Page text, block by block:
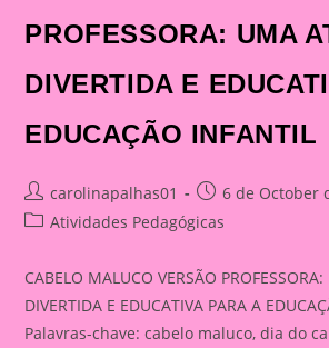
PROFESSORA: UMA
DIVERTIDA E
EDUCAÇÃO INFANTIL
Post
author:
carolinapalhas01
Post
published:
6 de October
PostAtividades Pedagógicas
CABELO MALUCO VERSÃO
DIVERTIDA E EDUCATIVA PARA A
Palavras-chave: cabelo maluco, dia do